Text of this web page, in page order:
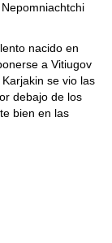
nacido en
a Vitiugov
se vio las
debajo de los
bien en las